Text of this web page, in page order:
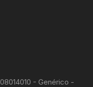
- Genérico -